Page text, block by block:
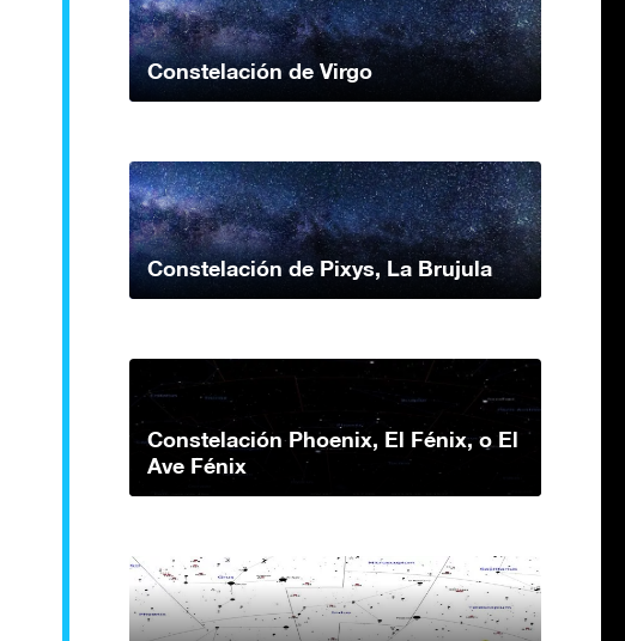
Constelación de Virgo
Constelación de Pixys, La Brujula
Constelación Phoenix, El Fénix, o El
Ave Fénix